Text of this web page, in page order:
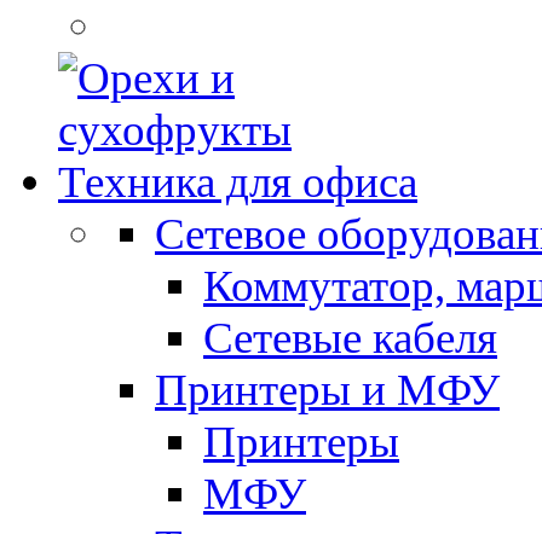
Техника для офиса
Сетевое
Коммутатор,
Сетевые кабеля
Принтеры и МФУ
Принтеры
МФУ